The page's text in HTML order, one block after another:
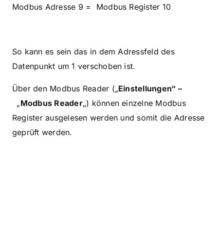
Modbus Adresse 9 = Modbus Register 10
So kann es sein das in dem Adressfeld des
Datenpunkt um 1 verschoben ist.
Über den Modbus Reader („Einstellungen“ –
„Modbus Reader„) können einzelne Modbus
Register ausgelesen werden und somit die Adresse
geprüft werden.